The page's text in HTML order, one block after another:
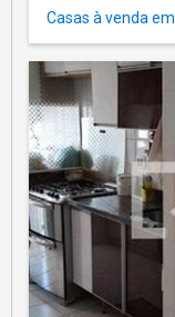
Casas à venda